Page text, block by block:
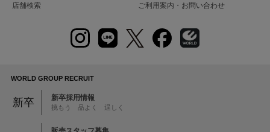
店舗検索 ご利用案内・お問い合わせ
WORLD GROUP RECRUIT
新卒 新卒採用情報
挑もう 品よく 逞しく